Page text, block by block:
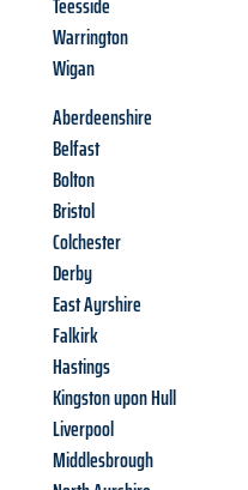
Warrington
Wigan
Aberdeenshire
Belfast
Bolton
Bristol
Colchester
Derby
East Ayrshire
Falkirk
Hastings
Kingston upon Hull
Liverpool
Middlesbrough